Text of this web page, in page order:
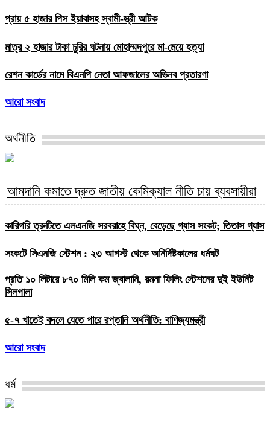
প্রায় ৫ হাজার পিস ইয়াবাসহ স্বামী-স্ত্রী আটক
মাত্র ২ হাজার টাকা চুরির ঘটনায় মোহাম্মদপুরে মা-মেয়ে হত্যা
রেশন কার্ডের নামে বিএনপি নেতা আফজালের অভিনব প্রতারণা
আরো সংবাদ
অর্থনীতি
আমদানি কমাতে দ্রুত জাতীয় কেমিক্যাল নীতি চায় ব্যবসায়ীরা
কারিগরি ত্রুটিতে এলএনজি সরবরাহে বিঘ্ন, বেড়েছে গ্যাস সংকট; তিতাস গ্যাস
সংকটে সিএনজি স্টেশন : ২৩ আগস্ট থেকে অনির্দিষ্টকালের ধর্মঘট
প্রতি ১০ লিটারে ৮৭০ মিলি কম জ্বালানি, রমনা ফিলিং স্টেশনের দুই ইউনিট
সিলগালা
৫-৭ খাতেই বদলে যেতে পারে রপ্তানি অর্থনীতি: বাণিজ্যমন্ত্রী
আরো সংবাদ
ধর্ম